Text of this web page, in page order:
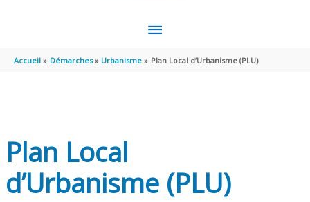
MENU
PRINCIPAL
Accueil Démarches Urbanisme Plan Local d’Urbanisme (PLU)
Plan Local
d’Urbanisme (PLU)